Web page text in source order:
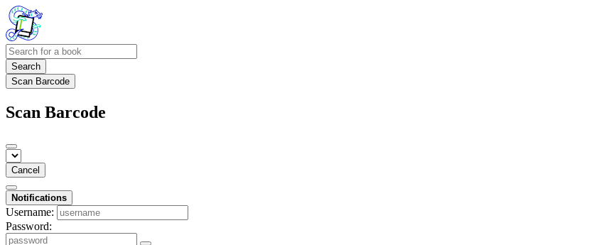
Search
Scan Barcode
Scan Barcode
Cancel
Notifications
Username:
Password: